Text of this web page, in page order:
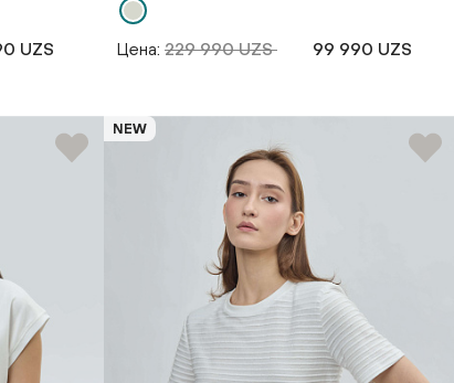
UZS Цена: 229 990 UZS 99 990 UZS
NEW